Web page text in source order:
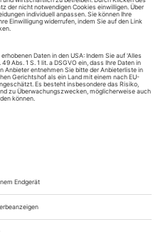
belebt nun das alte, neue
«Tanztage» – jenem...
Denkerin.
Körpers zu enthüllen, ihn
«Mind in Motion» oder
blühte in einem Klima von
Selbst wie ein Instrument zu